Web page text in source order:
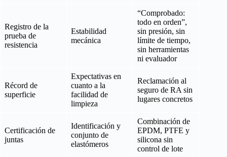
Registro de la
prueba de
resistencia
Estabilidad
mecánica
“Comprobado:
todo en orden”,
sin presión, sin
límite de tiempo,
sin herramientas
ni evaluador
Récord de
superficie
Expectativas en
cuanto a la
facilidad de
limpieza
Reclamación al
seguro de RA sin
lugares concretos
Certificación de
juntas
Identificación y
conjunto de
elastómeros
Combinación de
EPDM, PTFE y
silicona sin
control de lote